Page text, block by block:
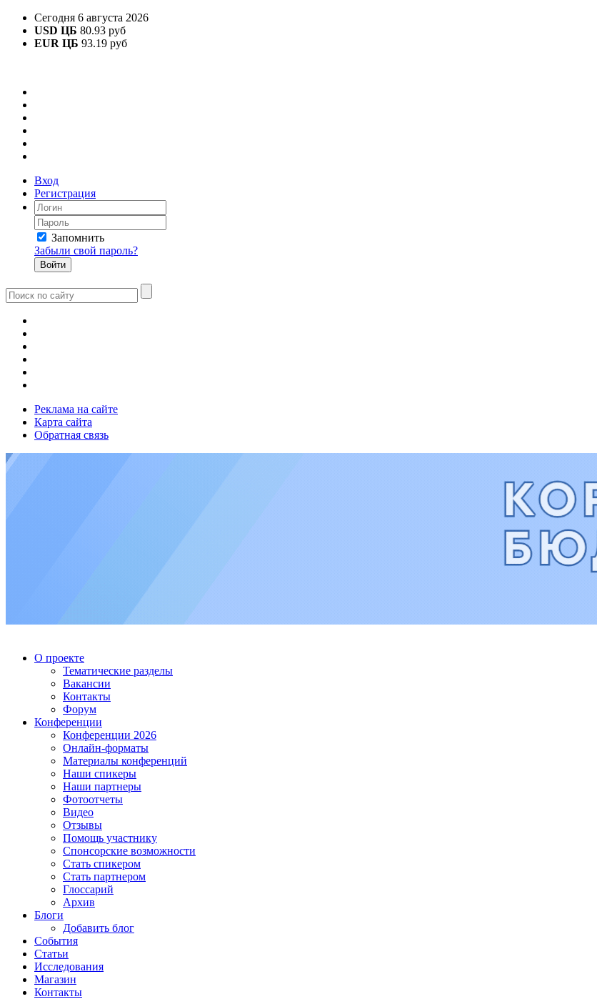
Сегодня 6 августа 2026
USD ЦБ 80.93 руб
EUR ЦБ 93.19 руб
Вход
Регистрация
Запомнить
Забыли свой пароль?
Реклама на сайте
Карта сайта
Обратная связь
О проекте
Тематические разделы
Вакансии
Контакты
Форум
Конференции
Конференции 2026
Онлайн-форматы
Материалы конференций
Наши спикеры
Наши партнеры
Фотоотчеты
Видео
Отзывы
Помощь участнику
Спонсорские возможности
Стать спикером
Стать партнером
Глоссарий
Архив
Блоги
Добавить блог
События
Статьи
Исследования
Магазин
Контакты